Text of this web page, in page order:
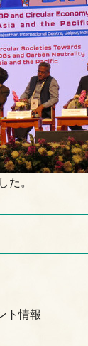
た。
ト情報